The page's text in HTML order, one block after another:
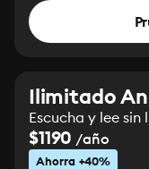
Ilimitado
Escucha y lee
$1190 /año
Ahorra +40%